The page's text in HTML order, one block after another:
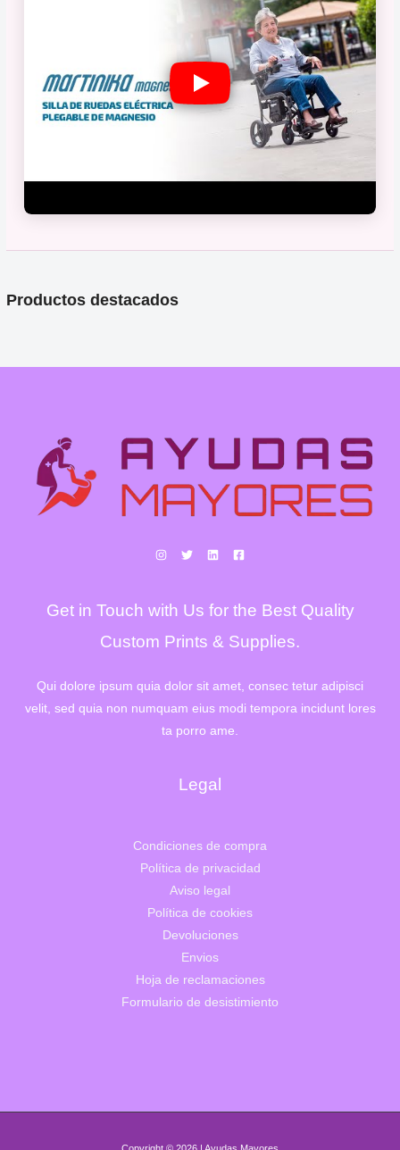
Productos destacados
Get in Touch with Us for the Best Quality
Custom Prints & Supplies.
Qui dolore ipsum quia dolor sit amet, consec tetur adipisci
velit, sed quia non numquam eius modi tempora incidunt lores
ta porro ame.
Legal
Condiciones de compra
Política de privacidad
Aviso legal
Política de cookies
Devoluciones
Envios
Hoja de reclamaciones
Formulario de desistimiento
Copyright © 2026 | Ayudas Mayores